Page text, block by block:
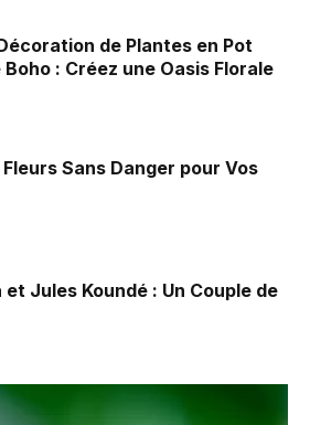
de Plantes en Pot
: Créez une Oasis Florale
Sans Danger pour Vos
Jules Koundé : Un Couple de